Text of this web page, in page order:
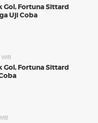
Gol, Fortuna Sittard
Uji Coba
WIB
Gol, Fortuna Sittard